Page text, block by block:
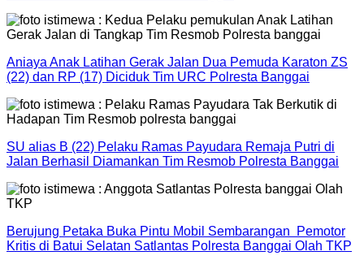
Aniaya Anak Latihan Gerak Jalan Dua Pemuda Karaton ZS
(22) dan RP (17) Diciduk Tim URC Polresta Banggai
SU alias B (22) Pelaku Ramas Payudara Remaja Putri di
Jalan Berhasil Diamankan Tim Resmob Polresta Banggai
Berujung Petaka Buka Pintu Mobil Sembarangan Pemotor
Kritis di Batui Selatan Satlantas Polresta Banggai Olah TKP